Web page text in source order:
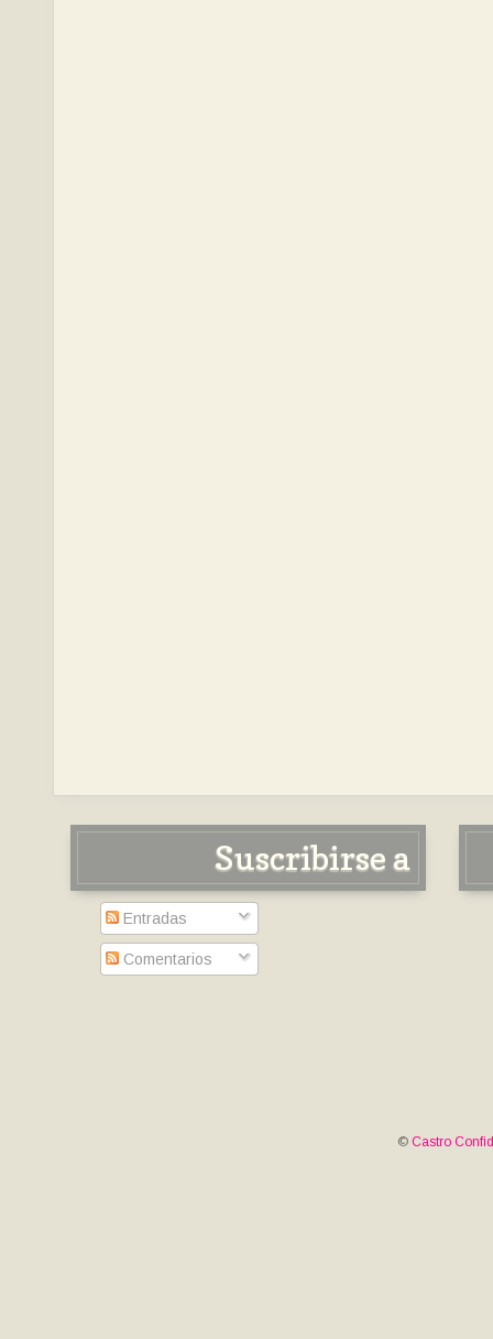
Suscribirse a
Entradas
Comentarios
© Castro